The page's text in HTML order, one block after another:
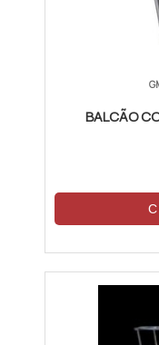
BALCÃO